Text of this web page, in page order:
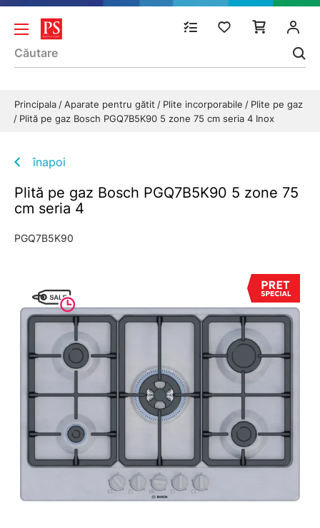
Principala Aparate pentru gătit Plite incorporabile
Plite pe gaz
Plită pe gaz Bosch PGQ7B5K90 5 zone 75 cm seria 4 Inox
înapoi
Plită pe gaz Bosch PGQ7B5K90 5 zone 75
cm seria 4
PGQ7B5K90